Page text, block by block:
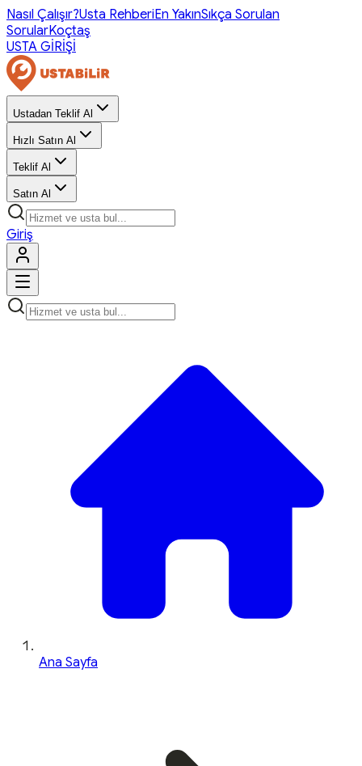
Nasıl Çalışır?Usta RehberiEn YakınSıkça Sorulan
SorularKoçtaş
USTA GİRİŞİ
Ustadan Teklif Al
Hızlı Satın Al
Teklif Al
Satın Al
Giriş
Ana Sayfa